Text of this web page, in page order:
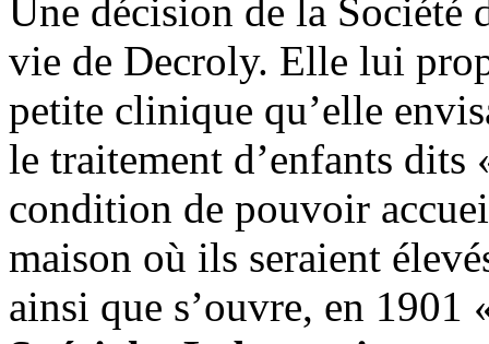
Une décision de la Société
vie de Decroly. Elle lui
petite clinique qu’elle
le traitement d’enfants dits
condition de pouvoir
maison où ils seraient
ainsi que s’ouvre, en 1901